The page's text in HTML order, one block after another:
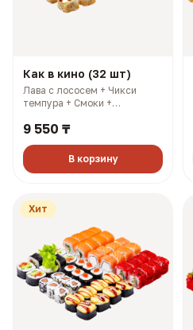
Как в кино (32 шт)
Лава с лососем + Чикси
темпура + Смоки +
имбиря, 3 соевых, 3 палочки,
ккал)
9 550 ₸
В корзину
Хит